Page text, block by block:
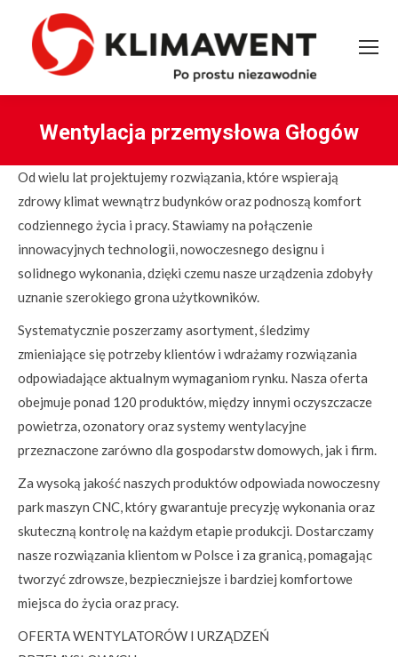
Wentylacja przemysłowa Głogów
Od wielu lat projektujemy rozwiązania, które wspierają
zdrowy klimat wewnątrz budynków oraz podnoszą komfort
codziennego życia i pracy. Stawiamy na połączenie
innowacyjnych technologii, nowoczesnego designu i
solidnego wykonania, dzięki czemu nasze urządzenia zdobyły
uznanie szerokiego grona użytkowników.
Systematycznie poszerzamy asortyment, śledzimy
zmieniające się potrzeby klientów i wdrażamy rozwiązania
odpowiadające aktualnym wymaganiom rynku. Nasza oferta
obejmuje ponad 120 produktów, między innymi oczyszczacze
powietrza, ozonatory oraz systemy wentylacyjne
przeznaczone zarówno dla gospodarstw domowych, jak i firm.
Za wysoką jakość naszych produktów odpowiada nowoczesny
park maszyn CNC, który gwarantuje precyzję wykonania oraz
skuteczną kontrolę na każdym etapie produkcji. Dostarczamy
nasze rozwiązania klientom w Polsce i za granicą, pomagając
tworzyć zdrowsze, bezpieczniejsze i bardziej komfortowe
miejsca do życia oraz pracy.
OFERTA WENTYLATORÓW I URZĄDZEŃ